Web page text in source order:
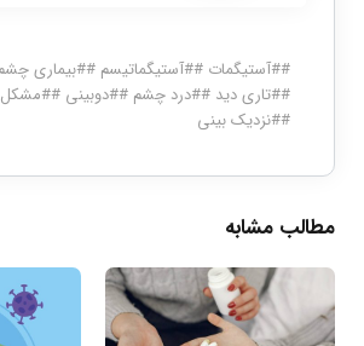
##آستيگمات ##آستيگماتيسم ##بيماري
##تاري ديد ##درد چشم ##دوبيني ##مشكل
##نزديك بيني
مطالب مشابه